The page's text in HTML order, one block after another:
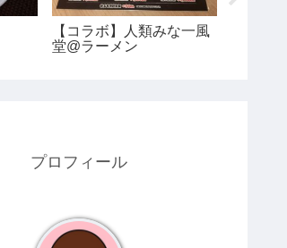
べ
【映画】バズ・ライトイ
ヤーの感想@バズ・ライ
プロフィール